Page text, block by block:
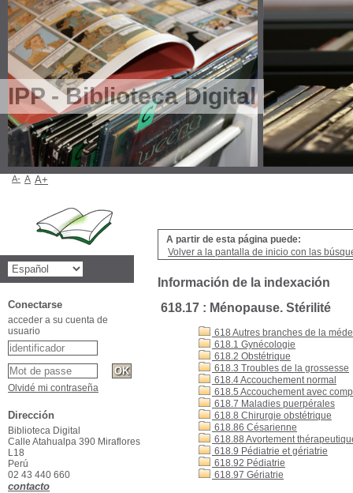
IPP - Biblioteca Digital
A partir de esta página puede:
Volver a la pantalla de inicio con las
Información de la indexación
618.17 : Ménopause. Stérilité
618 Autres branches de la
618.1 Gynécologie
618.2 Obstétrique
618.3 Troubles de la grossesse
618.4 Accouchement normal
618.5 Accouchement avec
618.7 Maladies puerpérales
618.8 Chirurgie obstétrique
618.86 Césarienne
618.88 Avortement
618.9 Pédiatrie et gériatrie
618.92 Pédiatrie
618.97 Gériatrie
A- A A+
Conectarse
acceder a su cuenta de
usuario
Olvidé mi contraseña
Dirección
Biblioteca Digital
Calle Atahualpa 390 Miraflores
L18
Perú
02 43 440 660
contacto